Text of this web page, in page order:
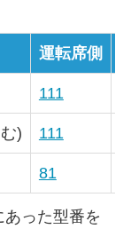
運転席側
111
) 111
81
った型番を